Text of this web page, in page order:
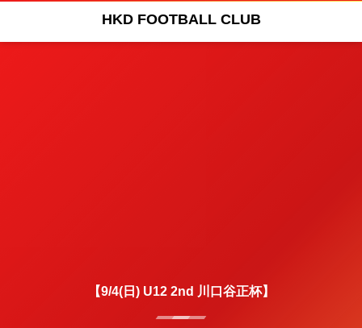
HKD FOOTBALL CLUB
【9/4(日) U12 2nd 川口谷正杯】